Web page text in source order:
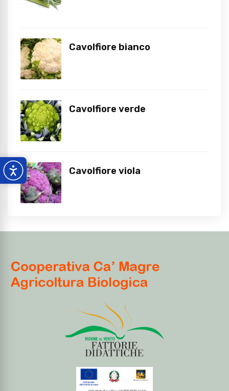
Cavolfiore bianco
Cavolfiore verde
Cavolfiore viola